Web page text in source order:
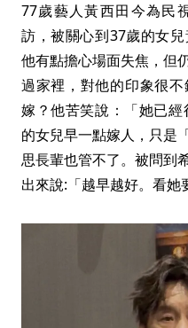
77歲藝人黃西田今為民
訪，被關心到37歲的女
他有點擔心場面失焦，但
過家裡，對他的印象很
嫁？他苦笑說：「她已
的女兒早一點嫁人，只是
思長輩也管不了。被問到
出來說:「越早越好。看她